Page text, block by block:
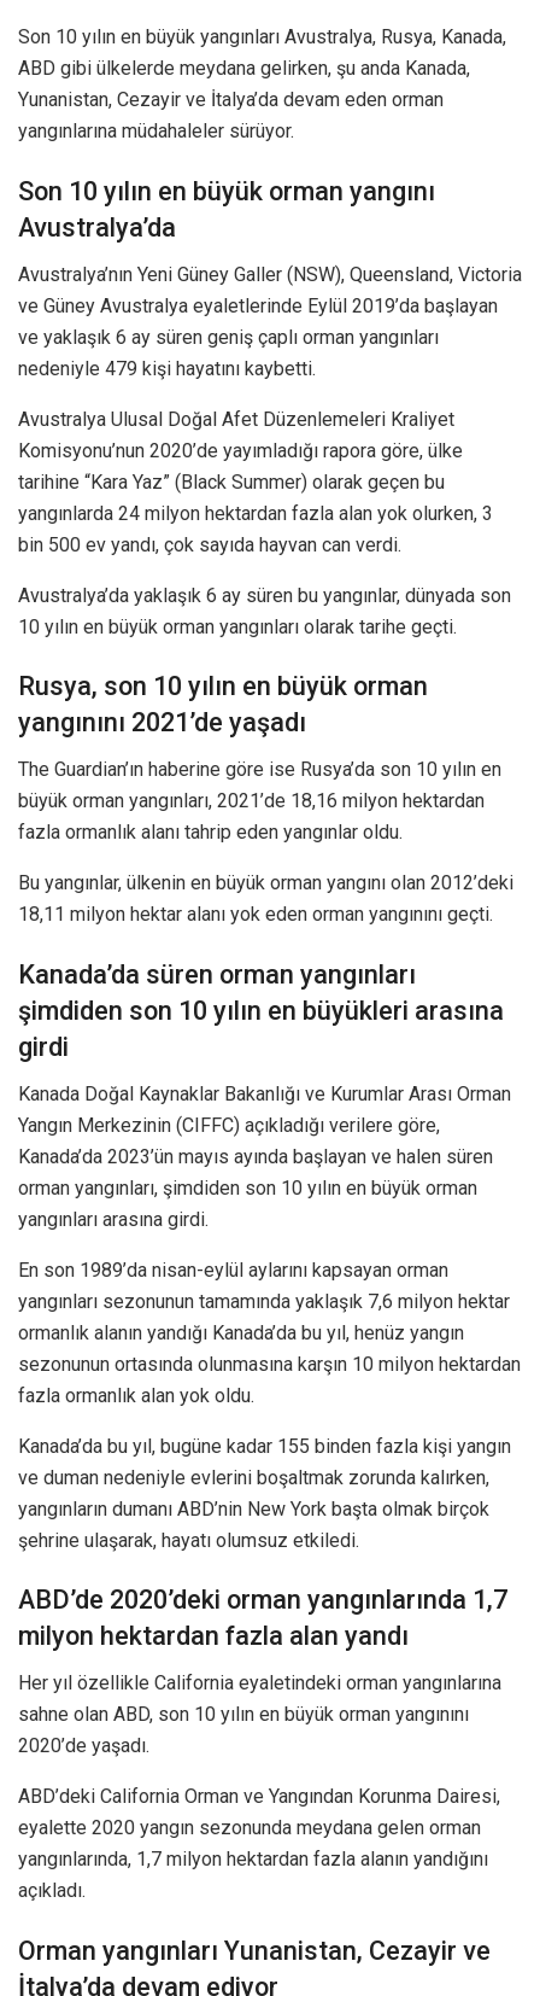
Son 10 yılın en büyük yangınları Avustralya, Rusya, Kanada,
ABD gibi ülkelerde meydana gelirken, şu anda Kanada,
Yunanistan, Cezayir ve İtalya’da devam eden orman
yangınlarına müdahaleler sürüyor.
Son 10 yılın en büyük orman yangını
Avustralya’da
Avustralya’nın Yeni Güney Galler (NSW), Queensland, Victoria
ve Güney Avustralya eyaletlerinde Eylül 2019’da başlayan
ve yaklaşık 6 ay süren geniş çaplı orman yangınları
nedeniyle 479 kişi hayatını kaybetti.
Avustralya Ulusal Doğal Afet Düzenlemeleri Kraliyet
Komisyonu’nun 2020’de yayımladığı rapora göre, ülke
tarihine “Kara Yaz” (Black Summer) olarak geçen bu
yangınlarda 24 milyon hektardan fazla alan yok olurken, 3
bin 500 ev yandı, çok sayıda hayvan can verdi.
Avustralya’da yaklaşık 6 ay süren bu yangınlar, dünyada son
10 yılın en büyük orman yangınları olarak tarihe geçti.
Rusya, son 10 yılın en büyük orman
yangınını 2021’de yaşadı
The Guardian’ın haberine göre ise Rusya’da son 10 yılın en
büyük orman yangınları, 2021’de 18,16 milyon hektardan
fazla ormanlık alanı tahrip eden yangınlar oldu.
Bu yangınlar, ülkenin en büyük orman yangını olan 2012’deki
18,11 milyon hektar alanı yok eden orman yangınını geçti.
Kanada’da süren orman yangınları
şimdiden son 10 yılın en büyükleri arasına
girdi
Kanada Doğal Kaynaklar Bakanlığı ve Kurumlar Arası Orman
Yangın Merkezinin (CIFFC) açıkladığı verilere göre,
Kanada’da 2023’ün mayıs ayında başlayan ve halen süren
orman yangınları, şimdiden son 10 yılın en büyük orman
yangınları arasına girdi.
En son 1989’da nisan-eylül aylarını kapsayan orman
yangınları sezonunun tamamında yaklaşık 7,6 milyon hektar
ormanlık alanın yandığı Kanada’da bu yıl, henüz yangın
sezonunun ortasında olunmasına karşın 10 milyon hektardan
fazla ormanlık alan yok oldu.
Kanada’da bu yıl, bugüne kadar 155 binden fazla kişi yangın
ve duman nedeniyle evlerini boşaltmak zorunda kalırken,
yangınların dumanı ABD’nin New York başta olmak birçok
şehrine ulaşarak, hayatı olumsuz etkiledi.
ABD’de 2020’deki orman yangınlarında 1,7
milyon hektardan fazla alan yandı
Her yıl özellikle California eyaletindeki orman yangınlarına
sahne olan ABD, son 10 yılın en büyük orman yangınını
2020’de yaşadı.
ABD’deki California Orman ve Yangından Korunma Dairesi,
eyalette 2020 yangın sezonunda meydana gelen orman
yangınlarında, 1,7 milyon hektardan fazla alanın yandığını
açıkladı.
Orman yangınları Yunanistan, Cezayir ve
İtalya’da devam ediyor